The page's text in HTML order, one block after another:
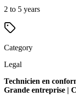
2 to 5 years
Category
Legal
Technicien en
Grande entreprise |